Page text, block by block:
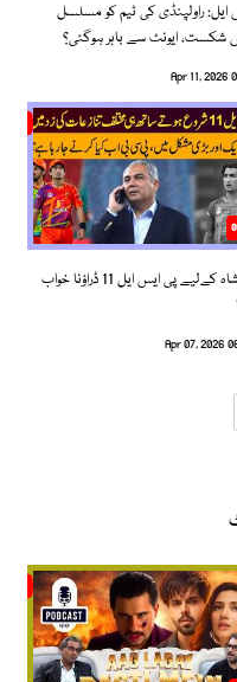
ایل: راولپنڈی کی ٹیم کو مسلسل
شکست، ایونٹ سے باہر ہوگئی؟
Apr 11, 2026
نسیم شاہ کےلیے پی ایس ایل 11 ڈراؤنا خواب
Apr 07, 2026